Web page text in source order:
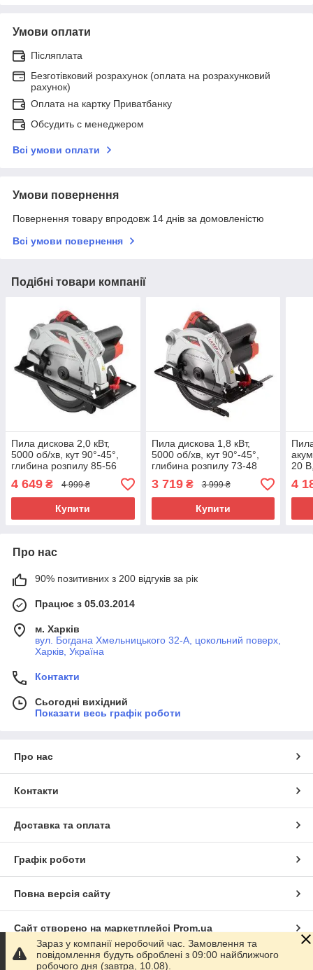
Умови оплати
Післяплата
Безготівковий розрахунок (оплата на розрахунковий
рахунок)
Оплата на картку Приватбанку
Обсудить с менеджером
Всі умови оплати
Умови повернення
Повернення товару впродовж 14 днів за домовленістю
Всі умови повернення
Подібні товари компанії
Пила дискова 2,0 кВт,
5000 об/хв, кут 90°-45°,
глибина розпилу 85-56
мм, диск 235×30 мм, 40
зубів, лазер, плавний пуск
4 649 ₴ 4 999 ₴
Купити
Пила дискова 1,8 кВт,
5000 об/хв, кут 90°-45°,
глибина розпилу 73-48
мм, диск 210×30 мм, 40
зубів, лазер
3 719₴ 3 999 ₴
Купити
20
62/
мм,
4
Про нас
90% позитивних з 200 відгуків за рік
Працює з 05.03.2014
м. Харків
вул. Богдана Хмельницького 32-А, цокольний поверх,
Харків, Україна
Контакти
Сьогодні вихідний
Показати весь графік роботи
Про нас
Контакти
Доставка та оплата
Графік роботи
Повна версія сайту
Сайт створено на маркетплейсі Prom.ua
Політика конфіденційності
Зараз у компанії неробочий час. Замовлення та
повідомлення будуть оброблені з 09:00 найближчого
робочого дня (завтра, 10.08).